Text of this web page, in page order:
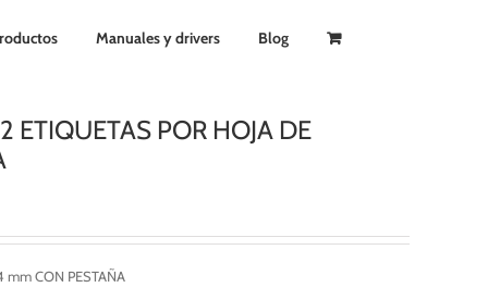
Manuales y drivers Blog
ETIQUETAS POR HOJA DE
mm CON PESTAÑA